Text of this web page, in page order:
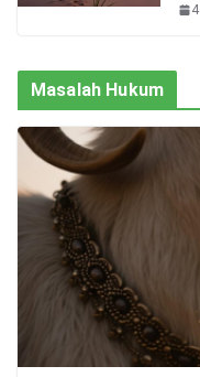
Masalah Hukum